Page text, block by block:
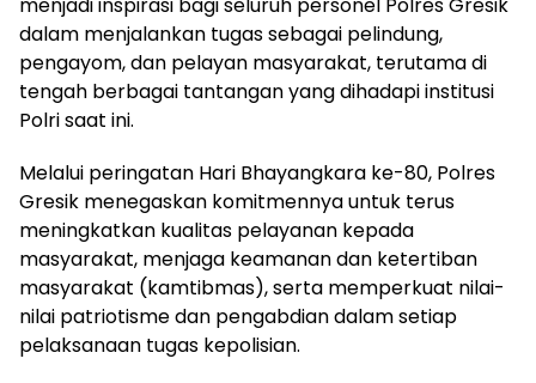
dalam menjalankan tugas sebagai pelindung,
pengayom, dan pelayan masyarakat, terutama di
tengah berbagai tantangan yang dihadapi institusi
Polri saat ini.
Melalui peringatan Hari Bhayangkara ke-80, Polres
Gresik menegaskan komitmennya untuk terus
meningkatkan kualitas pelayanan kepada
masyarakat, menjaga keamanan dan ketertiban
masyarakat (kamtibmas), serta memperkuat nilai-
nilai patriotisme dan pengabdian dalam setiap
pelaksanaan tugas kepolisian.